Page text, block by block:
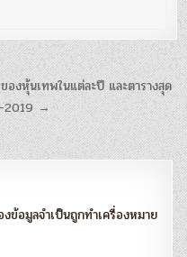
หุ้นเทพในแต่ละปี และตารางสุด
2019 →
งข้อมูลจำเป็นถูกทำเครื่องหมาย